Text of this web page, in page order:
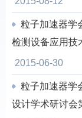
粒子加速器学
检测设备应用技
2015-06-30
粒子加速器学
设计学术研讨会